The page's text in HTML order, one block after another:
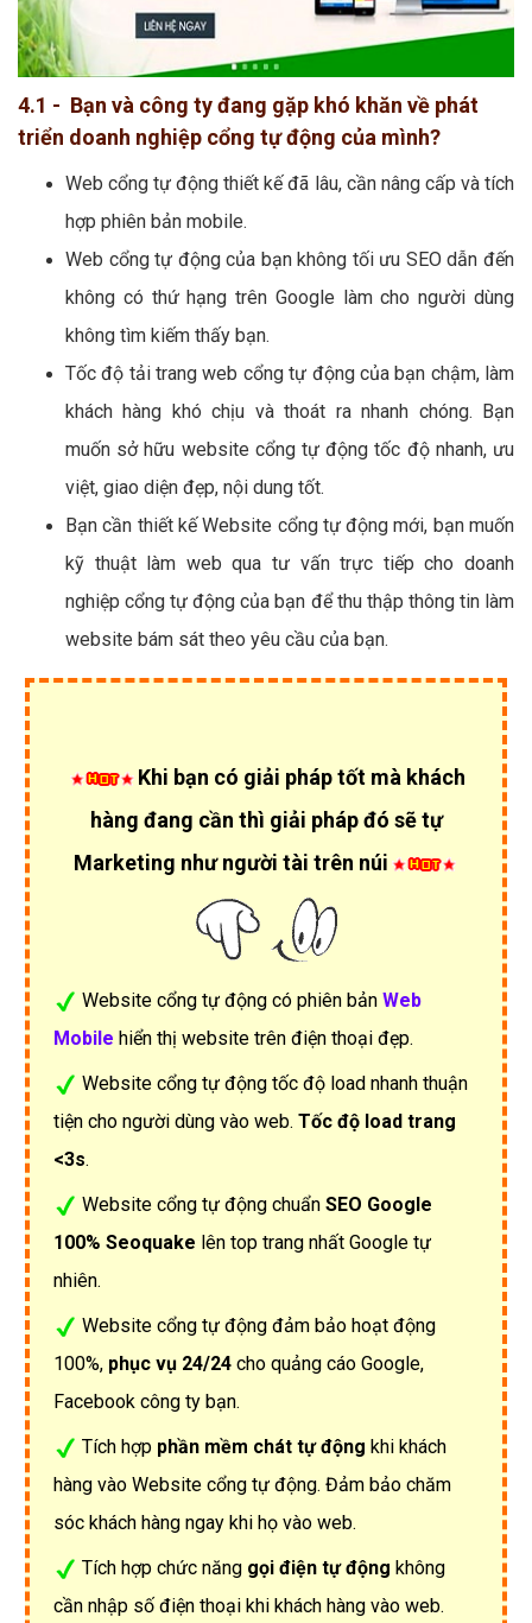
4.1 - Bạn và công ty đang gặp khó khăn về phát
triển doanh nghiệp cổng tự động của mình?
Web cổng tự động thiết kế đã lâu, cần nâng cấp và tích
hợp phiên bản mobile.
Web cổng tự động của bạn không tối ưu SEO dẫn đến
không có thứ hạng trên Google làm cho người dùng
không tìm kiếm thấy bạn.
Tốc độ tải trang web cổng tự động của bạn chậm, làm
khách hàng khó chịu và thoát ra nhanh chóng. Bạn
muốn sở hữu website cổng tự động tốc độ nhanh, ưu
việt, giao diện đẹp, nội dung tốt.
Bạn cần thiết kế Website cổng tự động mới, bạn muốn
kỹ thuật làm web qua tư vấn trực tiếp cho doanh
nghiệp cổng tự động của bạn để thu thập thông tin làm
website bám sát theo yêu cầu của bạn.
Khi bạn có giải pháp tốt mà khách
hàng đang cần thì giải pháp đó sẽ tự
Marketing như người tài trên núi
Website cổng tự động có phiên bản Web
Mobile hiển thị website trên điện thoại đẹp.
Website cổng tự động tốc độ load nhanh thuận
tiện cho người dùng vào web. Tốc độ load trang
<3s.
Website cổng tự động chuẩn SEO Google
100% Seoquake lên top trang nhất Google tự
nhiên.
Website cổng tự động đảm bảo hoạt động
100%, phục vụ 24/24 cho quảng cáo Google,
Facebook công ty bạn.
Tích hợp phần mềm chát tự động khi khách
hàng vào Website cổng tự động. Đảm bảo chăm
sóc khách hàng ngay khi họ vào web.
Tích hợp chức năng gọi điện tự động không
cần nhập số điện thoại khi khách hàng vào web.